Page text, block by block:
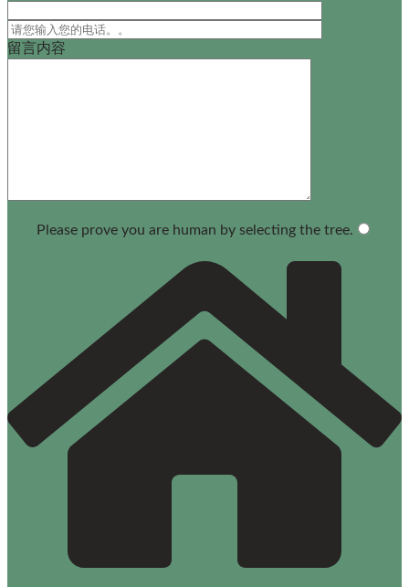
留言内容
Please prove you are human by selecting the tree.